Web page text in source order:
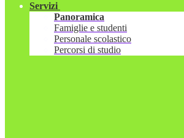
Servizi
Panoramica
Famiglie e studenti
Personale scolastico
Percorsi di studio